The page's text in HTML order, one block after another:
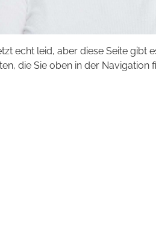
echt leid, aber diese Seite gibt
die Sie oben in der Navigation